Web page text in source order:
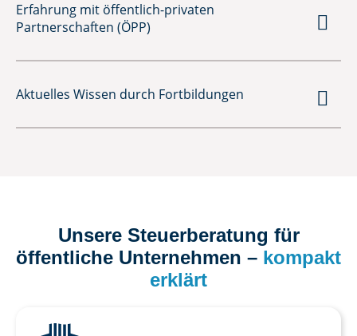
Erfahrung mit öffentlich-privaten
Partnerschaften (ÖPP)

Aktuelles Wissen durch Fortbildungen 
Unsere Steuerberatung für
öffentliche Unternehmen – kompakt
erklärt